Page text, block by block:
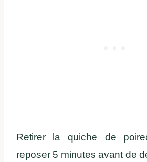
Retirer la quiche de
reposer 5 minutes avant de